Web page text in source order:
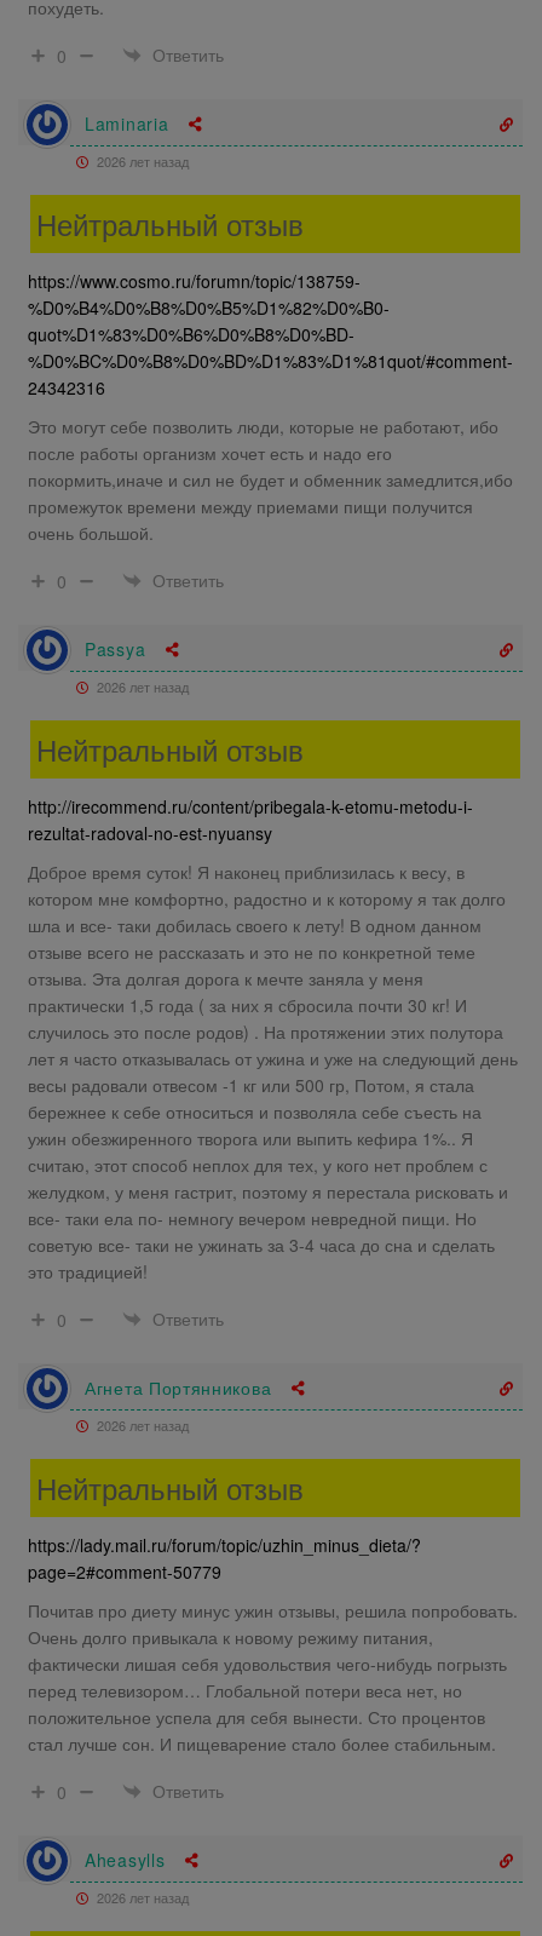
похудеть.
0
Ответить
Laminaria
2026 лет назад
Нейтральный отзыв
https://www.cosmo.ru/forumn/topic/138759-
%D0%B4%D0%B8%D0%B5%D1%82%D0%B0-
quot%D1%83%D0%B6%D0%B8%D0%BD-
%D0%BC%D0%B8%D0%BD%D1%83%D1%81quot/#comment-
24342316
Это могут себе позволить люди, которые не работают, ибо
после работы организм хочет есть и надо его
покормить,иначе и сил не будет и обменник замедлится,ибо
промежуток времени между приемами пищи получится
очень большой.
0
Ответить
Passya
2026 лет назад
Нейтральный отзыв
http://irecommend.ru/content/pribegala-k-etomu-metodu-i-
rezultat-radoval-no-est-nyuansy
Доброе время суток! Я наконец приблизилась к весу, в
котором мне комфортно, радостно и к которому я так долго
шла и все- таки добилась своего к лету! В одном данном
отзыве всего не рассказать и это не по конкретной теме
отзыва. Эта долгая дорога к мечте заняла у меня
практически 1,5 года ( за них я сбросила почти 30 кг! И
случилось это после родов) . На протяжении этих полутора
лет я часто отказывалась от ужина и уже на следующий день
весы радовали отвесом -1 кг или 500 гр, Потом, я стала
бережнее к себе относиться и позволяла себе съесть на
ужин обезжиренного творога или выпить кефира 1%.. Я
считаю, этот способ неплох для тех, у кого нет проблем с
желудком, у меня гастрит, поэтому я перестала рисковать и
все- таки ела по- немногу вечером невредной пищи. Но
советую все- таки не ужинать за 3-4 часа до сна и сделать
это традицией!
0
Ответить
Агнета Портянникова
2026 лет назад
Нейтральный отзыв
https://lady.mail.ru/forum/topic/uzhin_minus_dieta/?
page=2#comment-50779
Почитав про диету минус ужин отзывы, решила попробовать.
Очень долго привыкала к новому режиму питания,
фактически лишая себя удовольствия чего-нибудь погрызть
перед телевизором… Глобальной потери веса нет, но
положительное успела для себя вынести. Сто процентов
стал лучше сон. И пищеварение стало более стабильным.
0
Ответить
Aheasylls
2026 лет назад